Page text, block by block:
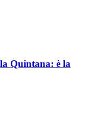
Quintana: è la